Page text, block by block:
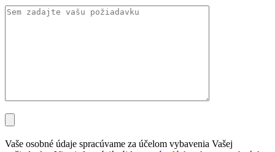
Vaše osobné údaje spracúvame za účelom vybavenia Vašej